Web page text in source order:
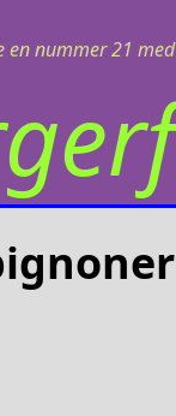
en nummer 21